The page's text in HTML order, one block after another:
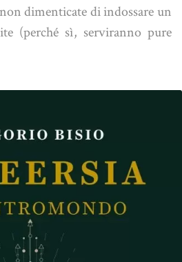
dimenticate di indossare un
(perché sì, serviranno pure